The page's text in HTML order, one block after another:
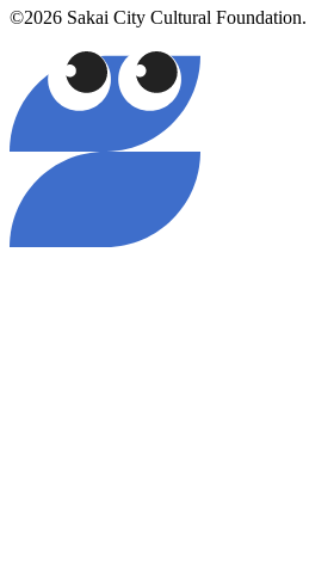
©2026 Sakai City Cultural Foundation.